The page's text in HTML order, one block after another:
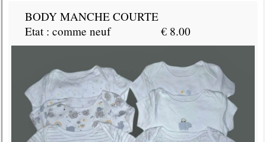
BODY MANCHE COURTE
Etat : comme neuf
€ 8.00